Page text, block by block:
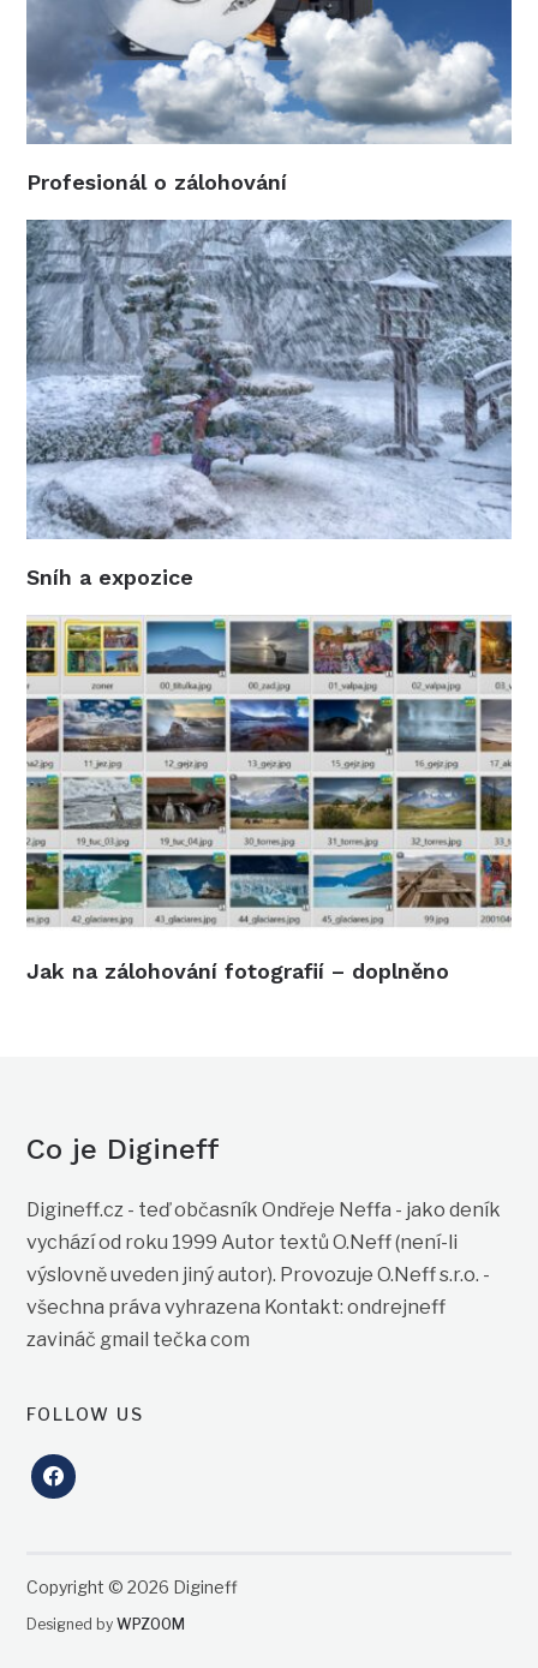
Profesionál o zálohování
Sníh a expozice
Jak na zálohování fotografií – doplněno
Co je Digineff
Digineff.cz - teď občasník Ondřeje Neffa - jako deník
vychází od roku 1999 Autor textů O.Neff (není-li
výslovně uveden jiný autor). Provozuje O.Neff s.r.o. -
všechna práva vyhrazena Kontakt: ondrejneff
zavináč gmail tečka com
FOLLOW US
facebook
Copyright © 2026 Digineff
Designed byWPZOOM